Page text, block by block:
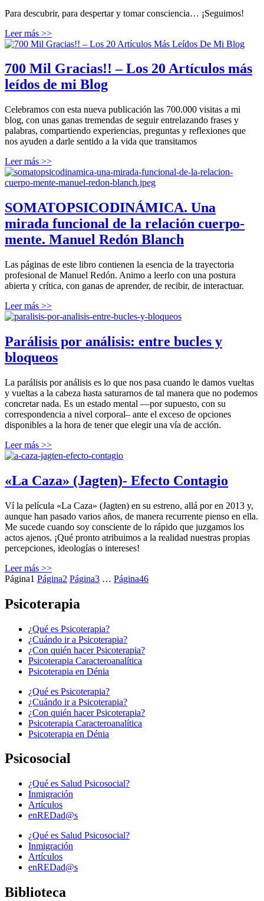
Para descubrir, para despertar y tomar consciencia… ¡Seguimos!
Leer más >>
700 Mil Gracias!! – Los 20 Artículos más
leídos de mi Blog
Celebramos con esta nueva publicación las 700.000 visitas a mi
blog, con unas ganas tremendas de seguir entrelazando frases y
palabras, compartiendo experiencias, preguntas y reflexiones que
nos ayuden a darle sentido a la vida que transitamos
Leer más >>
SOMATOPSICODINÁMICA. Una
mirada funcional de la relación cuerpo-
mente. Manuel Redón Blanch
Las páginas de este libro contienen la esencia de la trayectoria
profesional de Manuel Redón. Animo a leerlo con una postura
abierta y crítica, con ganas de aprender, de recibir, de interactuar.
Leer más >>
Parálisis por análisis: entre bucles y
bloqueos
La parálisis por análisis es lo que nos pasa cuando le damos vueltas
y vueltas a la cabeza hasta saturarnos de tal manera que no podemos
concretar nada. Es un estado mental —por supuesto, con su
correspondencia a nivel corporal– ante el exceso de opciones
disponibles a la hora de tener que elegir una vía de acción.
Leer más >>
«La Caza» (Jagten)- Efecto Contagio
Ví la película «La Caza» (Jagten) en su estreno, allá por en 2013 y,
aunque han pasado varios años, de manera recurrente pienso en ella.
Me sucede cuando soy consciente de lo rápido que juzgamos los
actos ajenos. ¡Qué pronto atribuimos a la realidad nuestras propias
percepciones, ideologías o intereses!
Leer más >>
Página1 Página2 Página3 … Página46
Psicoterapia
¿Qué es Psicoterapia?
¿Cuándo ir a Psicoterapia?
¿Con quién hacer Psicoterapia?
Psicoterapia Caracteroanalítica
Psicoterapia en Dénia
¿Qué es Psicoterapia?
¿Cuándo ir a Psicoterapia?
¿Con quién hacer Psicoterapia?
Psicoterapia Caracteroanalítica
Psicoterapia en Dénia
Psicosocial
¿Qué es Salud Psicosocial?
Inmigración
Artículos
enREDad@s
¿Qué es Salud Psicosocial?
Inmigración
Artículos
enREDad@s
Biblioteca